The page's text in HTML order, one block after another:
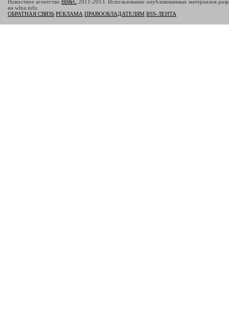
Новостное агентство BB&C 2011-2013. Использование опубликованных материалов
на wlna.info.
ОБРАТНАЯ СВЯЗЬ РЕКЛАМА ПРАВООБЛАДАТЕЛЯМ RSS-ЛЕНТА